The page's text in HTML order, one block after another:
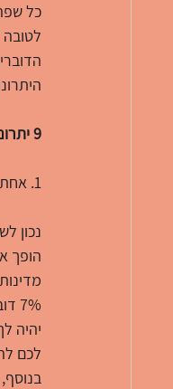
כל
9 יתרונות עיקריים של לימוד ספרדית
1. אחת השפות הטובות ביותר ללמוד לטיולים
יהיה
לכם